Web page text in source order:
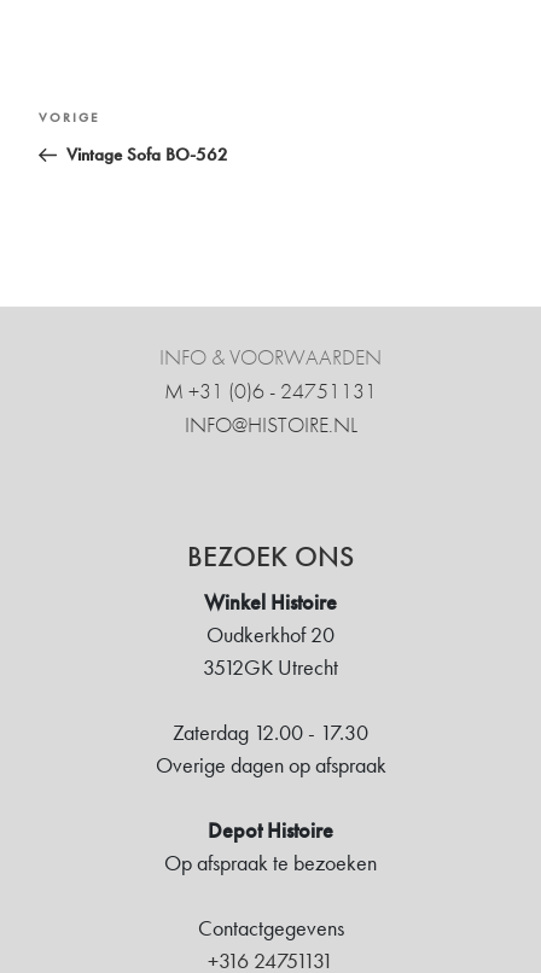
Bericht
navigatie
Vorig
bericht
VORIGE
Vintage Sofa BO-562
INFO & VOORWAARDEN
M +31 ‍(0)6 - 24751131
INFO@HISTOIRE.NL
BEZOEK ONS
Winkel Histoire
Oudkerkhof 20
3512GK Utrecht
Zaterdag 12.00 - 17.30
Overige dagen op afspraak
Depot Histoire
Op afspraak te bezoeken
Contactgegevens
+316 24751131